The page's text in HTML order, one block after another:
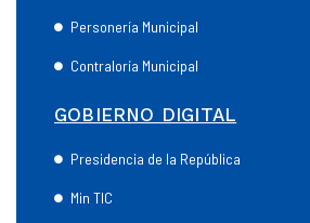
Personería Municipal
Contraloría Municipal
GOBIERNO DIGITAL
Presidencia de la República
Min TIC